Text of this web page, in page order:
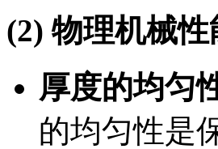
(2) 物理机械性
厚度的均匀
的均匀性是